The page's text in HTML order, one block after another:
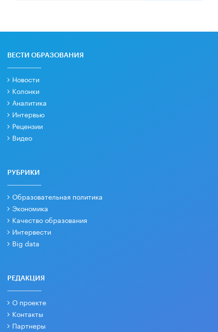
ВЕСТИ ОБРАЗОВАНИЯ
Новости
Колонки
Аналитика
Интервью
Рецензии
Видео
РУБРИКИ
Образовательная политика
Экономика
Качество образования
Интервести
Big data
РЕДАКЦИЯ
О проекте
Контакты
Партнеры